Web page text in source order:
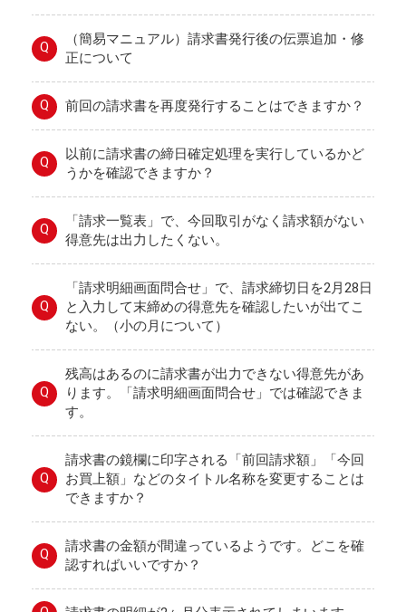
Q
（簡易マニュアル）請求書発行後の伝票追加・修
正について
Q 前回の請求書を再度発行することはできますか？
Q
以前に請求書の締日確定処理を実行しているかど
うかを確認できますか？
Q
「請求一覧表」で、今回取引がなく請求額がない
得意先は出力したくない。
Q
「請求明細画面問合せ」で、請求締切日を2月28日
と入力して末締めの得意先を確認したいが出てこ
ない。（小の月について）
Q
残高はあるのに請求書が出力できない得意先があ
ります。「請求明細画面問合せ」では確認できま
す。
Q
請求書の鏡欄に印字される「前回請求額」「今回
お買上額」などのタイトル名称を変更することは
できますか？
Q
請求書の金額が間違っているようです。どこを確
認すればいいですか？